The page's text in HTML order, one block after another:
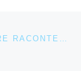
LES ÉLÈVES DE L’ATELIER LECTURE RACONTENT LEUR VISITE AU SALON DU LIVRE.